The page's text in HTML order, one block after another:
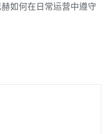
如何在日常运营中遵守